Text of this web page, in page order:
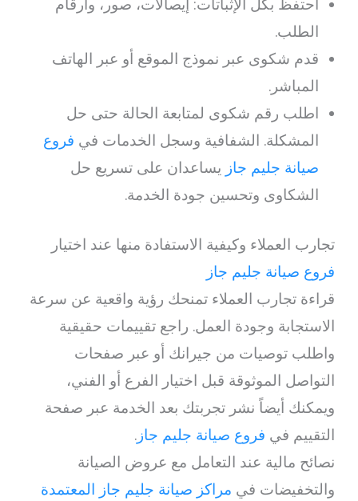
احتفظ بكل الإثباتات: إيصالات، صور، وأرقام
الطلب.
قدم شكوى عبر نموذج الموقع أو عبر الهاتف
المباشر.
اطلب رقم شكوى لمتابعة الحالة حتى حل
المشكلة. الشفافية وسجل الخدمات في فروع
صيانة جليم جاز يساعدان على تسريع حل
الشكاوى وتحسين جودة الخدمة.
تجارب العملاء وكيفية الاستفادة منها عند اختيار
فروع صيانة جليم جاز
قراءة تجارب العملاء تمنحك رؤية واقعية عن سرعة
الاستجابة وجودة العمل. راجع تقييمات حقيقية
واطلب توصيات من جيرانك أو عبر صفحات
التواصل الموثوقة قبل اختيار الفرع أو الفني،
ويمكنك أيضاً نشر تجربتك بعد الخدمة عبر صفحة
التقييم في فروع صيانة جليم جاز.
نصائح مالية عند التعامل مع عروض الصيانة
والتخفيضات في مراكز صيانة جليم جاز المعتمدة